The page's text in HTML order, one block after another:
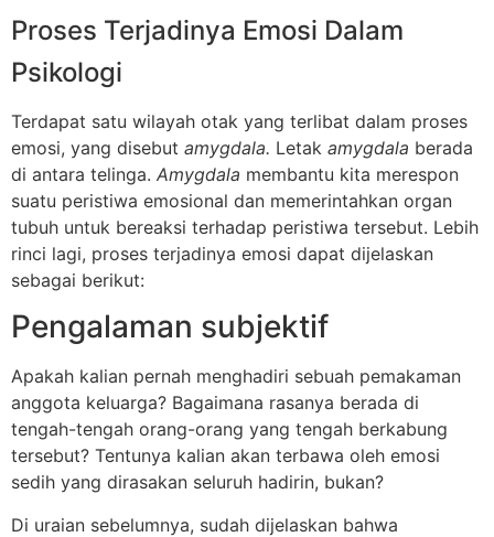
Proses Terjadinya Emosi Dalam
Psikologi
Terdapat satu wilayah otak yang terlibat dalam proses
emosi, yang disebut amygdala. Letak amygdala berada
di antara telinga. Amygdala membantu kita merespon
suatu peristiwa emosional dan memerintahkan organ
tubuh untuk bereaksi terhadap peristiwa tersebut. Lebih
rinci lagi, proses terjadinya emosi dapat dijelaskan
sebagai berikut:
Pengalaman subjektif
Apakah kalian pernah menghadiri sebuah pemakaman
anggota keluarga? Bagaimana rasanya berada di
tengah-tengah orang-orang yang tengah berkabung
tersebut? Tentunya kalian akan terbawa oleh emosi
sedih yang dirasakan seluruh hadirin, bukan?
Di uraian sebelumnya, sudah dijelaskan bahwa